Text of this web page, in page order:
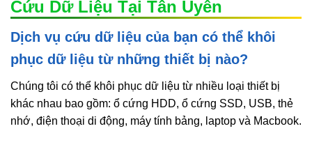
Cứu Dữ Liệu Tại Tân Uyên
Dịch vụ cứu dữ liệu của bạn có thể khôi
phục dữ liệu từ những thiết bị nào?
Chúng tôi có thể khôi phục dữ liệu từ nhiều loại thiết bị
khác nhau bao gồm: ổ cứng HDD, ổ cứng SSD, USB, thẻ
nhớ, điện thoại di động, máy tính bảng, laptop và Macbook.